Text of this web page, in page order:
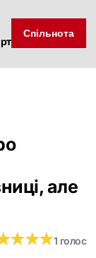
Спільнота
але
★★★
★★★1 голос